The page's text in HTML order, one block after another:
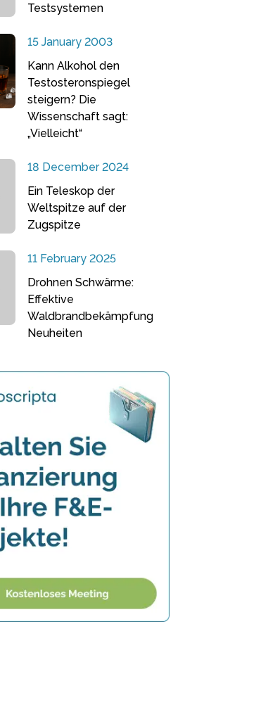
Testsystemen
15 January 2003
Kann Alkohol den
Testosteronspiegel
steigern? Die
Wissenschaft sagt:
„Vielleicht“
18 December 2024
Ein Teleskop der
Weltspitze auf der
Zugspitze
11 February 2025
Drohnen Schwärme:
Effektive
Waldbrandbekämpfung
Neuheiten